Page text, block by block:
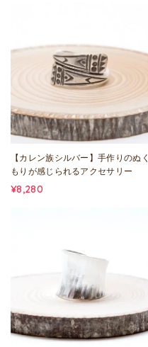
【カレン族シルバー】手作りのぬく
もりが感じられるアクセサリー
¥8,280